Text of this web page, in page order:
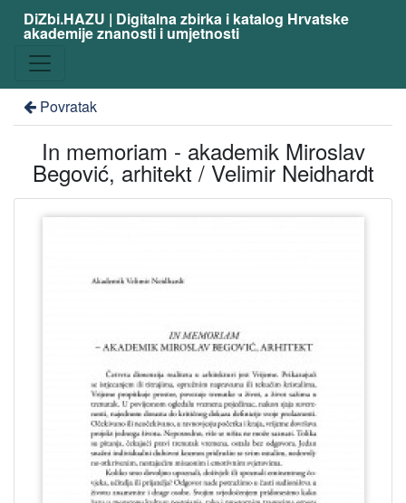
DiZbi.HAZU | Digitalna zbirka i katalog Hrvatske
akademije znanosti i umjetnosti
Povratak
In memoriam - akademik Miroslav
Begović, arhitekt / Velimir Neidhardt